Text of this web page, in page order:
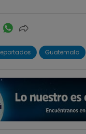
Guatemala